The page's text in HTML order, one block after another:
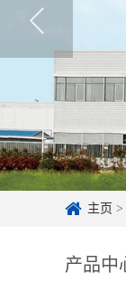
主页 >
产品中